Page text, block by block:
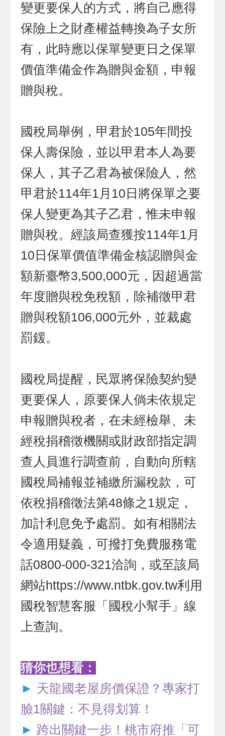
變更要保人的方式，將自己應得
保險上之財產權益轉換為子女所
有，此時應以保單變更日之保單
價值準備金作為贈與金額，申報
贈與稅。
國稅局舉例，甲君於105年間投
保人壽保險，並以甲君本人為要
保人，其子乙君為被保險人，然
甲君於114年1月10日將保單之要
保人變更為其子乙君，惟未申報
贈與稅。經該局查獲按114年1月
10日保單價值準備金核認贈與金
額新臺幣3,500,000元，因超過當
年度贈與稅免稅額，除補徵甲君
贈與稅額106,000元外，並裁處
罰鍰。
國稅局提醒，民眾將保險契約變
更要保人，原要保人倘未依規定
申報贈與稅者，在未經檢舉、未
經稅捐稽徵機關或財政部指定調
查人員進行調查前，自動向所轄
國稅局補報並補繳所漏稅款，可
依稅捐稽徵法第48條之1規定，
加計利息免予處罰。如有相關法
令適用疑義，可撥打免費服務電
話0800-000-321洽詢，或至該局
網站https://www.ntbk.gov.tw利用
國稅智慧客服「國稅小幫手」線
上查詢。
猜你也想看：
► 天龍國老屋房價保證？專家打
臉1關鍵：不見得划算！
► 跨出關鍵一步！桃市府推「可